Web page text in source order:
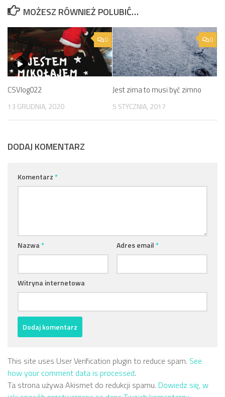
MOŻESZ RÓWNIEŻ POLUBIĆ…
0
CSVlog022
13 GRUDNIA, 2020
0
Jest zima to musi być zimno
5 STYCZNIA, 2017
DODAJ KOMENTARZ
Komentarz*
Nazwa* Adres email*
Witryna internetowa
This site uses User Verification plugin to reduce spam. See
how your comment data is processed.
Ta strona używa Akismet do redukcji spamu. Dowiedz się, w